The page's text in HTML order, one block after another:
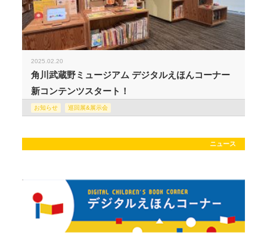
2025.02.20
角川武蔵野ミュージアム デジタルえほんコーナー
新コンテンツスタート！
お知らせ 巡回展&展示会
ニュース